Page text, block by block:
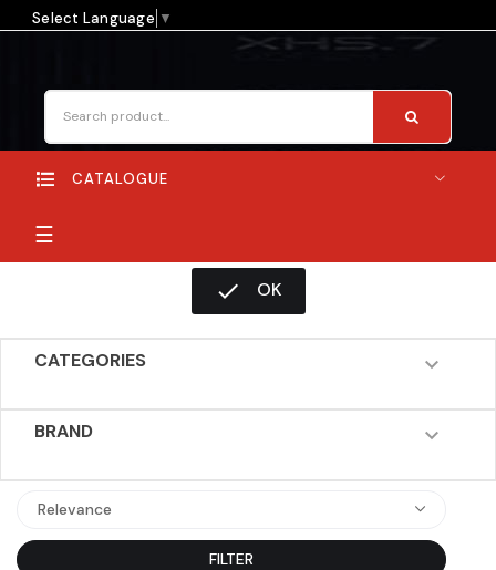
Select Language ▼
CATALOGUE
Toggle
navigation
☰
 OK
CATEGORIES 
BRAND 
Relevance
FILTER